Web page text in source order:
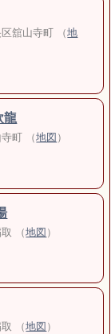
舘山寺町 （地
龍
町 （地図）
（地図）
（地図）